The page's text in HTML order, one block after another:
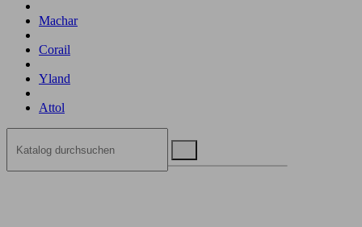
Machar
Corail
Yland
Attol